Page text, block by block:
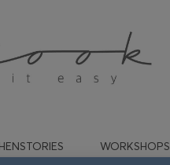
WORKSHOPS